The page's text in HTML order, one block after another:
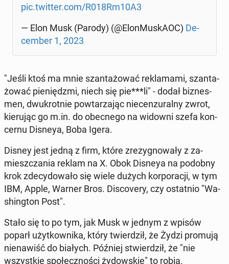
pic.twitter.com/R018Rm10A3
— Elon Musk (Parody) (@Elon­Mu­skA­OC) De­
cem­ber 1, 2023
"Jeśli ktoś ma mnie szan­ta­żo­wać re­kla­ma­mi, szan­ta­
żo­wać pie­niędz­mi, niech się pie***li" - dodał biz­nes­
men, dwu­krot­nie po­wta­rza­jąc nie­cen­zu­ral­ny zwrot,
kie­ru­jąc go m.in. do obec­ne­go na widowni szefa kon­
cer­nu Disneya, Boba Igera.
Disney jest jedną z firm, które zre­zy­gno­wa­ły z za­
miesz­cza­nia reklam na X. Obok Disneya na podobny
krok zde­cy­do­wa­ło się wiele dużych kor­po­ra­cji, w tym
IBM, Apple, Warner Bros. Di­sco­ve­ry, czy ostat­nio "Wa­
shing­ton Post".
Stało się to po tym, jak Musk w jednym z wpisów
poparł użyt­kow­ni­ka, który twier­dził, że Żydzi promują
nie­na­wiść do białych. Później stwier­dził, że "nie
wszyst­kie spo­łecz­no­ści ży­dow­skie" to robią.